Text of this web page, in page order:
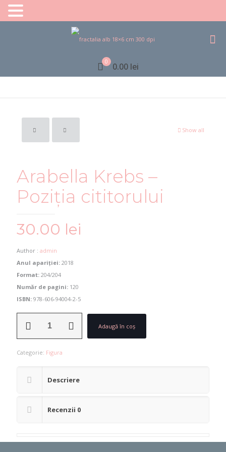
0 0.00 lei
Show all
Arabella Krebs –
Poziția cititorului
30.00 lei
Author : admin
Anul apariției: 2018
Format: 204/204
Număr de pagini: 120
ISBN: 978-606-94004-2-5
Arabella
-
cititorului
Adaugă în coș
Categorie: Figura
Descriere
Recenzii 0